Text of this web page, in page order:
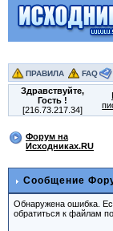
ПРАВИЛА FAQ
Здравствуйте,
Гость!
[216.73.217.34]
Форум на
Исходниках.RU
Сообщение
Обнаружена ошибка.
обратиться к файлам